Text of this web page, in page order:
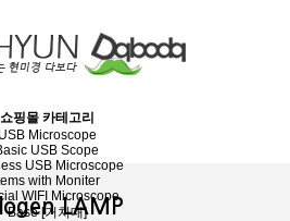
쇼핑몰 카테고리
USB Microscope
USB Scope
USB Microscope
with Moniter
WIFI Microscope
Base [거치대]LAMP